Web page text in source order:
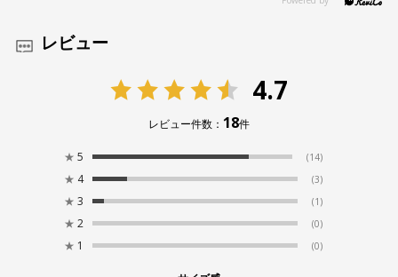
レビュー
4.7
レビュー件数： 18件
★ 5 (14)
★ 4 (3)
★ 3 (1)
★ 2 (0)
★ 1 (0)